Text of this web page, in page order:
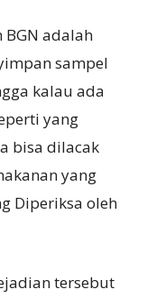
BGN adalah
sampel
kalau ada
yang
bisa dilacak
yang
Diperiksa oleh
tersebut